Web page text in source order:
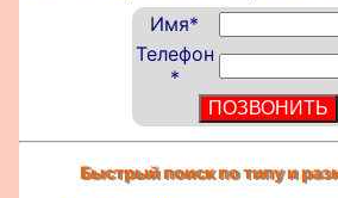
Имя*
Телефон
*
Быстрый поиск по типу и